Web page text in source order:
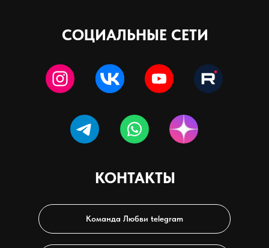
СОЦИАЛЬНЫЕ СЕТИ
КОНТАКТЫ
Команда Любви telegram